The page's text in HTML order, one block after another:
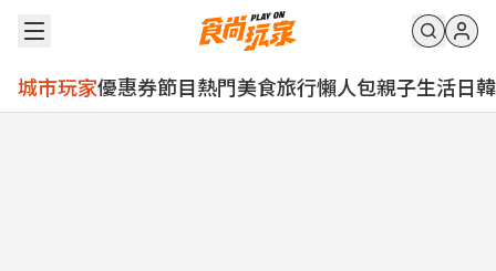
城市玩家優惠券節目熱門美食旅行懶人包親子生活日韓